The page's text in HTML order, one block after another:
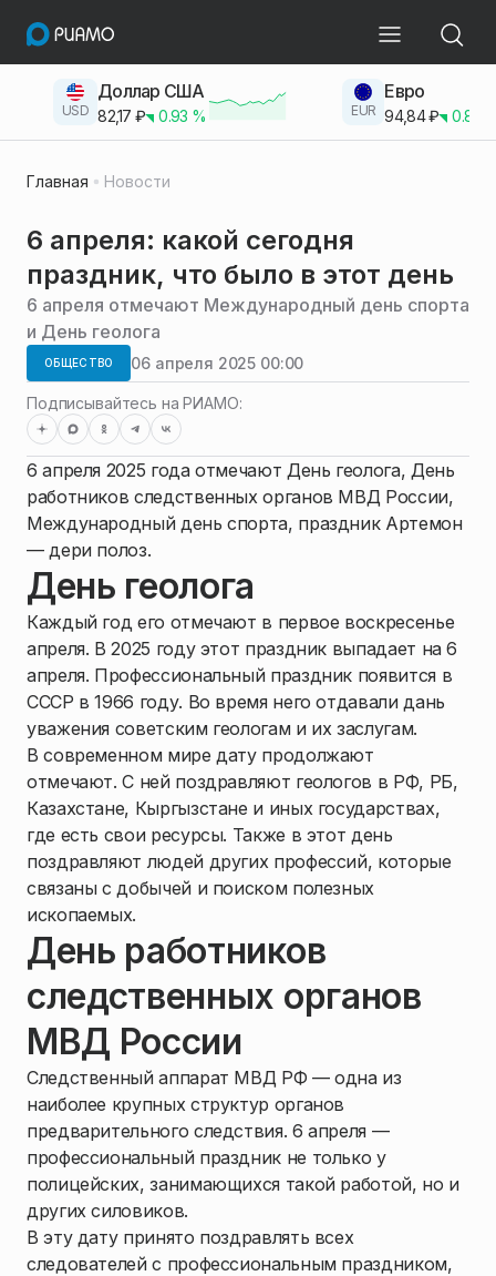
USD
Доллар США
82,17 ₽ 0.93 % EUR
Евро
94,84₽ 0.83
Главная Новости
6 апреля: какой сегодня
праздник, что было в этот день
6 апреля отмечают Международный день спорта
и День геолога
ОБЩЕСТВО 06 апреля 2025 00:00
Подписывайтесь на РИАМО:
6 апреля 2025 года отмечают День геолога, День
работников следственных органов МВД России,
Международный день спорта, праздник Артемон
— дери полоз.
День геолога
Каждый год его отмечают в первое воскресенье
апреля. В 2025 году этот праздник выпадает на 6
апреля. Профессиональный праздник появится в
СССР в 1966 году. Во время него отдавали дань
уважения советским геологам и их заслугам.
В современном мире дату продолжают
отмечают. С ней поздравляют геологов в РФ, РБ,
Казахстане, Кыргызстане и иных государствах,
где есть свои ресурсы. Также в этот день
поздравляют людей других профессий, которые
связаны с добычей и поиском полезных
ископаемых.
День работников
следственных органов
МВД России
Следственный аппарат МВД РФ — одна из
наиболее крупных структур органов
предварительного следствия. 6 апреля —
профессиональный праздник не только у
полицейских, занимающихся такой работой, но и
других силовиков.
В эту дату принято поздравлять всех
следователей с профессиональным праздником,